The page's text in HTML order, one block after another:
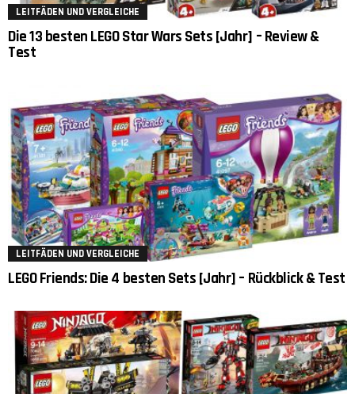
LEITFÄDEN UND VERGLEICHE
Die 13 besten LEGO Star Wars Sets [Jahr] – Review &
Test
LEITFÄDEN UND VERGLEICHE
LEGO Friends: Die 4 besten Sets [Jahr] – Rückblick & Test